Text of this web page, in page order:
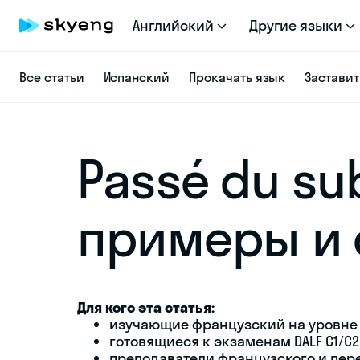
Английский Другие языки
Все статьи Испанский Прокачать язык
Passé du
примеры и
Для кого эта статья:
изучающие французский на уровне
готовящиеся к экзаменам DALF C1/C2